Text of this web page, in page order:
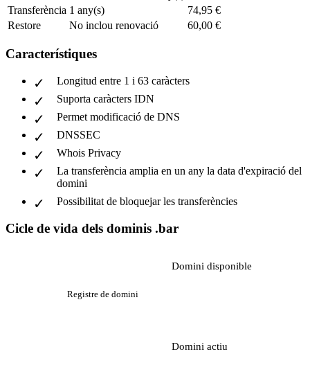
Transferència 1 any(s)
74,95 €
Restore
No inclou renovació 60,00 €
Característiques
Longitud entre 1 i 63 caràcters
Suporta caràcters IDN
Permet modificació de DNS
DNSSEC
Whois Privacy
La transferència amplia en un any la data d'expiració del
domini
Possibilitat de bloquejar les transferències
Cicle de vida dels dominis .bar
Domini disponible
Registre de domini
Domini actiu